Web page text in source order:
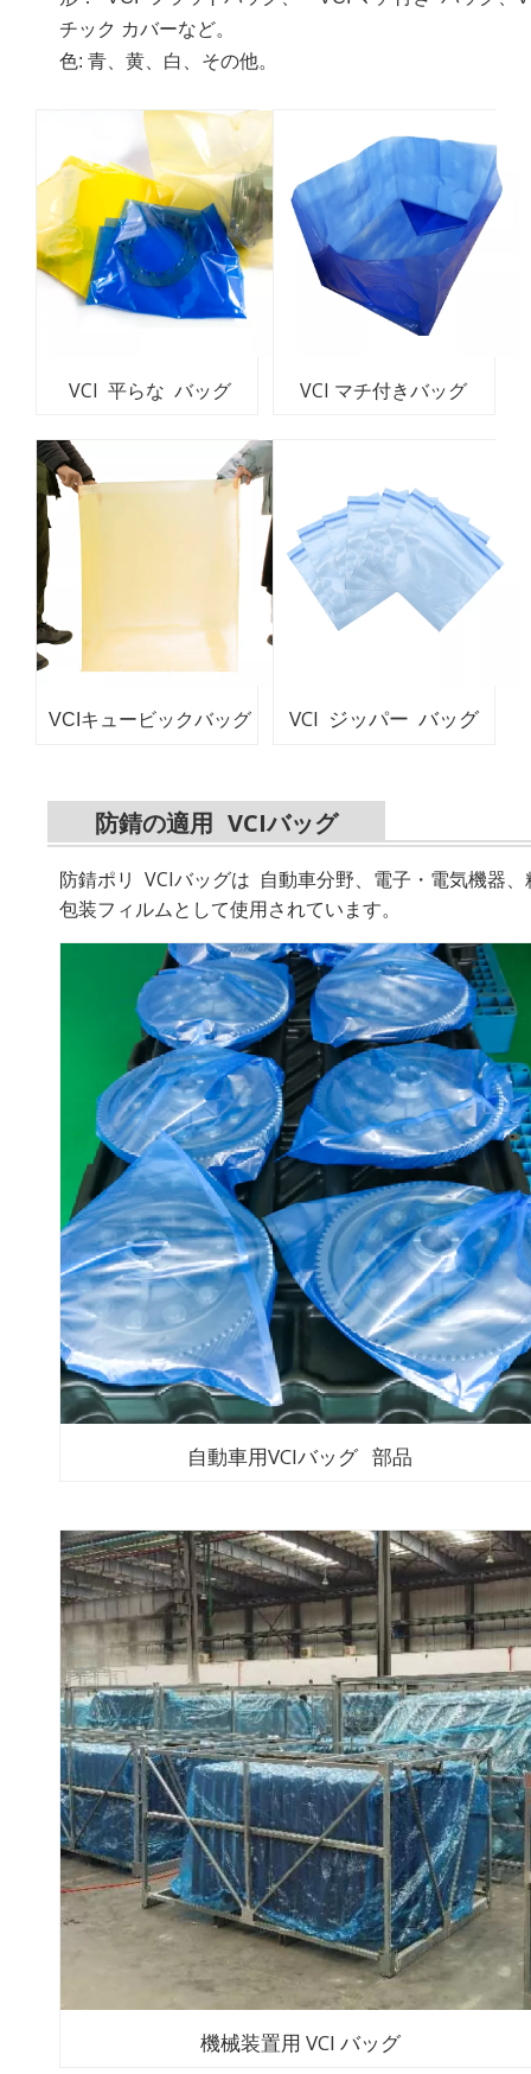
チック カバーなど。
色: 青、黄、白、その他。
VCI 平らな バッグ VCI マチ付きバッグ
VCIキュービックバッグ VCI ジッパー バッグ
防錆の適用 VCIバッグ
防錆ポリ VCIバッグは
自動車分野、電子・電気機器
包装フィルムとして使用されています。
自動車用VCIバッグ 部品
機械装置用 VCI バッグ